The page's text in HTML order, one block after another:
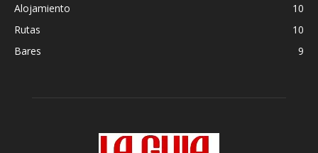
Alojamiento
10
Rutas
10
Bares
9